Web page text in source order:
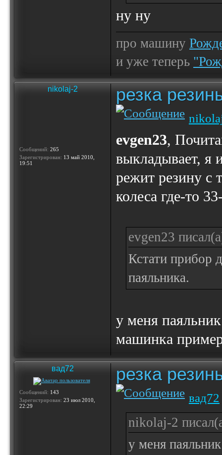
ну ну
про машину
и уже теперь
nikolaj-2
Сообщений: 265
Зарегистрирован: 13 май 2010,
19:51
резка
evgen23,
выкладывает, я
режит резину с
колеса где-то
evgen23
Кстати прибор
паяльника.
у меня
машинка
вад72
Сообщений: 143
Зарегистрирован: 23 июл 2010,
22:29
резка
вад72
nikolaj-2
у меня